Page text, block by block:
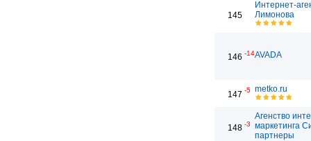
145
Интернет-
Лимонова
146 -14AVADA
147 -5 metko.ru
148 -3
Агенство
маркетинга
партнеры